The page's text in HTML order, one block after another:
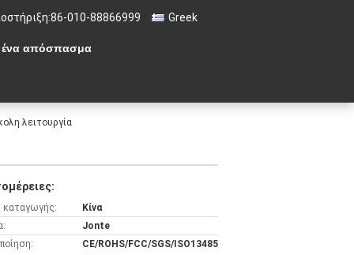
Greek
86-010-88866999
ένα απόσπασμα
λειτουργία
καταγωγής:
Κίνα
Jonte
CE/ROHS/FCC/SGS/ISO13485